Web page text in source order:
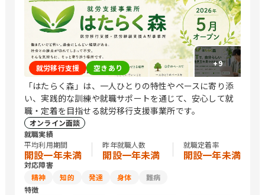
+9
就労移行支援 空きあり
「はたらく森」は、一人ひとりの特性やペースに寄り添
い、実践的な訓練や就職サポートを通じて、安心して就
職・定着を目指せる就労移行支援事業所です。
オンライン面談
就職実績
平均利用期間
開設一年未満
昨年就職人数
開設一年未満
就職定着率
開設一年未満
対応障害
精神
知的 発達 身体
難病
特徴